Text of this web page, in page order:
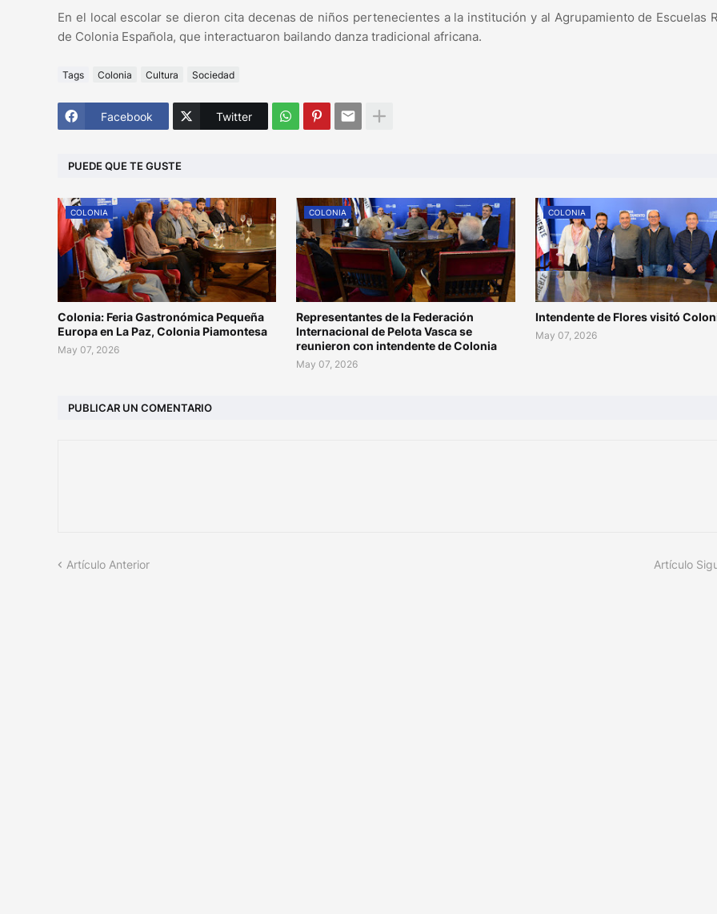
En el local escolar se dieron cita decenas de niños pertenecientes a la institución y al Agrupamiento de Escuelas
de Colonia Española, que interactuaron bailando danza tradicional africana.
Tags Colonia Cultura Sociedad
Facebook Twitter
PUEDE QUE TE GUSTE
COLONIA
Colonia: Feria Gastronómica Pequeña
Europa en La Paz, Colonia Piamontesa
May 07, 2026
COLONIA
Representantes de la Federación
Internacional de Pelota Vasca se
reunieron con intendente de Colonia
May 07, 2026
COLONIA
Intendente de Flores visitó
May 07, 2026
PUBLICAR UN COMENTARIO
Artículo Anterior Artículo